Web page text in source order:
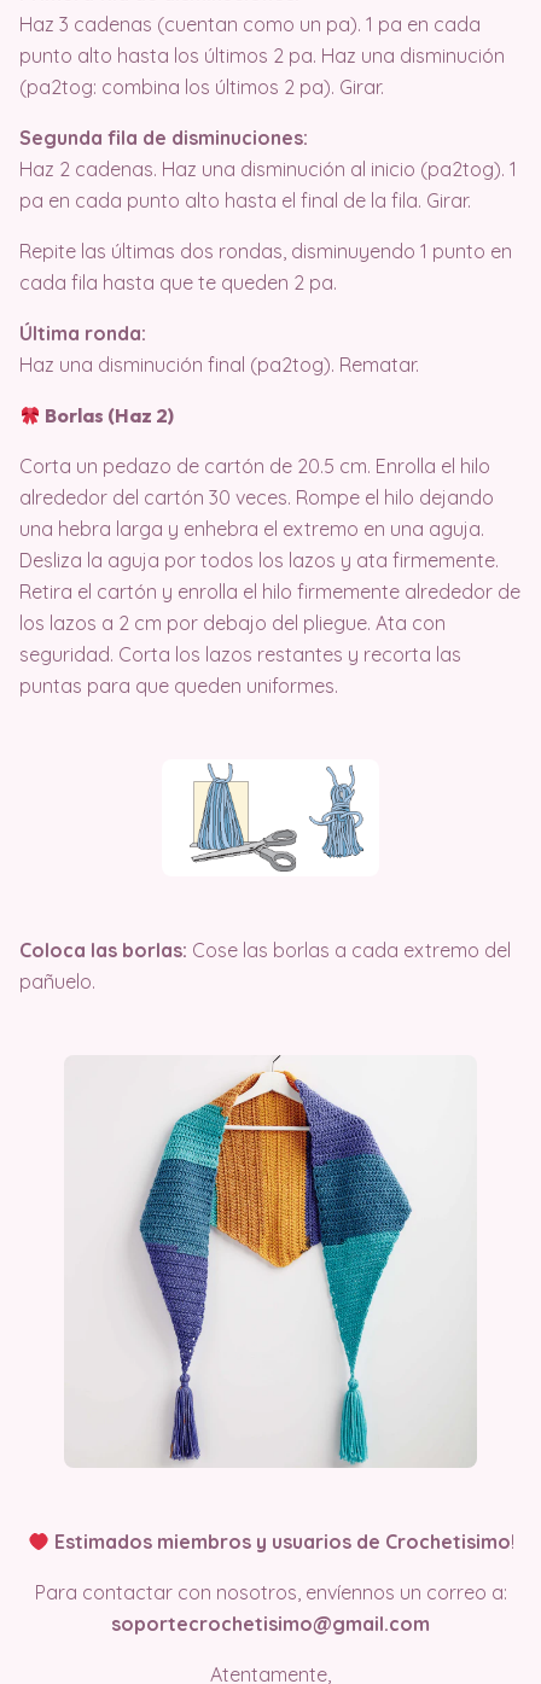
Haz 3 cadenas (cuentan como un pa). 1 pa en cada
punto alto hasta los últimos 2 pa. Haz una disminución
(pa2tog: combina los últimos 2 pa). Girar.
Segunda fila de disminuciones:
Haz 2 cadenas. Haz una disminución al inicio (pa2tog). 1
pa en cada punto alto hasta el final de la fila. Girar.
Repite las últimas dos rondas, disminuyendo 1 punto en
cada fila hasta que te queden 2 pa.
Última ronda:
Haz una disminución final (pa2tog). Rematar.
Borlas (Haz 2)
Corta un pedazo de cartón de 20.5 cm. Enrolla el hilo
alrededor del cartón 30 veces. Rompe el hilo dejando
una hebra larga y enhebra el extremo en una aguja.
Desliza la aguja por todos los lazos y ata firmemente.
Retira el cartón y enrolla el hilo firmemente alrededor de
los lazos a 2 cm por debajo del pliegue. Ata con
seguridad. Corta los lazos restantes y recorta las
puntas para que queden uniformes.
Coloca las borlas: Cose las borlas a cada extremo del
pañuelo.
Estimados miembros y usuarios de Crochetisimo!
Para contactar con nosotros, envíennos un correo a:
soportecrochetisimo@gmail.com
Atentamente,